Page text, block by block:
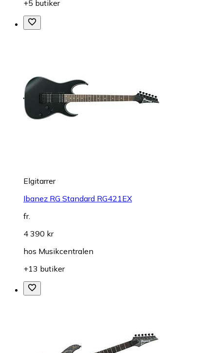
+5 butiker
Elgitarrer
Ibanez RG Standard RG421EX
fr.
4 390 kr
hos Musikcentralen
+13 butiker